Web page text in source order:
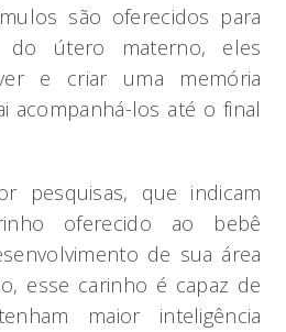
são oferecidos para
útero materno, eles
e criar uma memória
acompanhá-los até o final
pesquisas, que indicam
oferecido ao bebê
de sua área
esse carinho é capaz de
maior inteligência